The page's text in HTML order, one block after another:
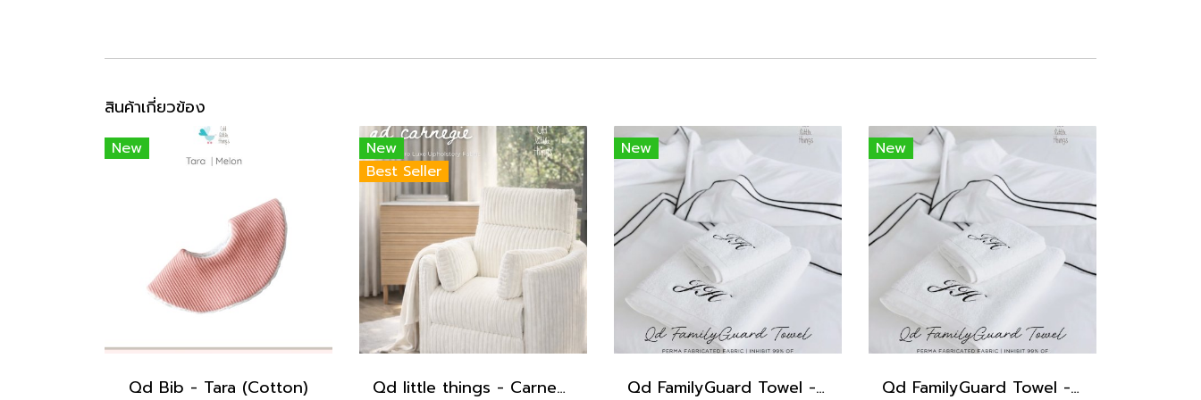
สินค้าเกี่ยวข้อง
New
Qd Bib - Tara (Cotton)
New
Best Seller
Qd little things - Carnegie Electric Recliner
New
Qd FamilyGuard Towel - Big Size 70x140cm
New
Qd FamilyGuard Towel - Small Size 38x81cm